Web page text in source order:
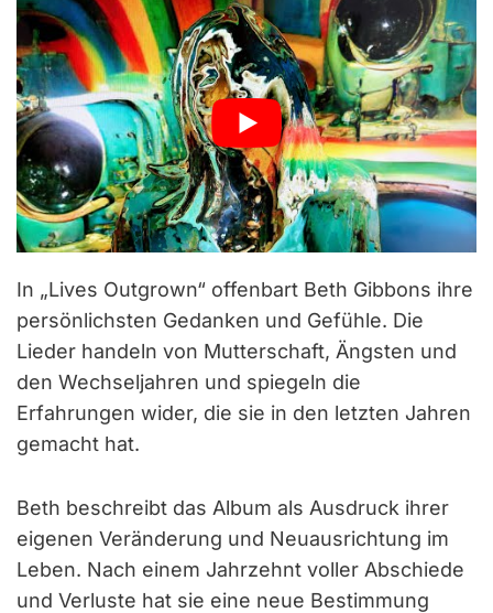
In „Lives Outgrown“ offenbart Beth Gibbons ihre
persönlichsten Gedanken und Gefühle. Die
Lieder handeln von Mutterschaft, Ängsten und
den Wechseljahren und spiegeln die
Erfahrungen wider, die sie in den letzten Jahren
gemacht hat.
Beth beschreibt das Album als Ausdruck ihrer
eigenen Veränderung und Neuausrichtung im
Leben. Nach einem Jahrzehnt voller Abschiede
und Verluste hat sie eine neue Bestimmung